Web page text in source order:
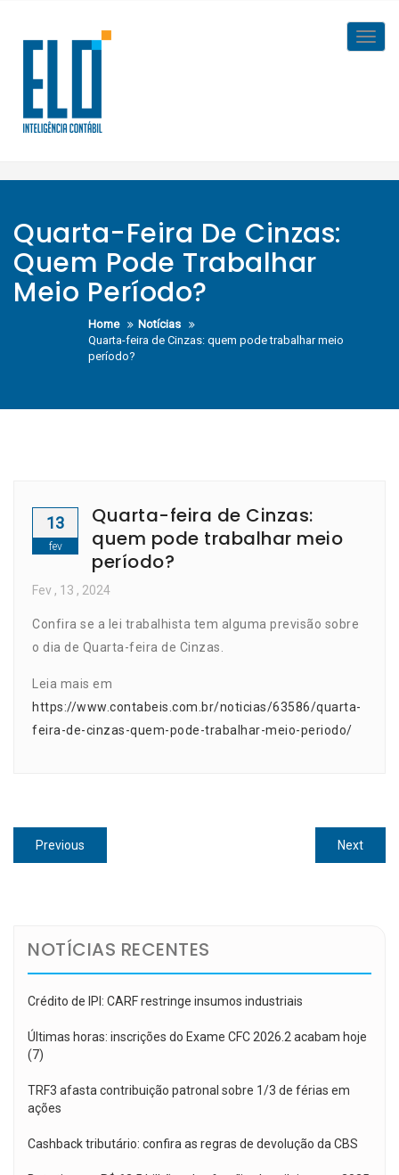
content
Quarta-Feira De Cinzas:
Quem Pode Trabalhar
Meio Período?
Home
Notícias
Quarta-feira de Cinzas: quem pode trabalhar meio
período?
13
fev
Quarta-feira de Cinzas:
quem pode trabalhar meio
período?
Fev , 13 , 2024
Confira se a lei trabalhista tem alguma previsão sobre
o dia de Quarta-feira de Cinzas.
Leia mais em
https://www.contabeis.com.br/noticias/63586/quarta-
feira-de-cinzas-quem-pode-trabalhar-meio-periodo/
Navegação
de
Previous
post:
NextNext
post:
NOTÍCIAS RECENTES
Crédito de IPI: CARF restringe insumos industriais
Últimas horas: inscrições do Exame CFC 2026.2 acabam hoje
(7)
TRF3 afasta contribuição patronal sobre 1/3 de férias em
ações
Cashback tributário: confira as regras de devolução da CBS